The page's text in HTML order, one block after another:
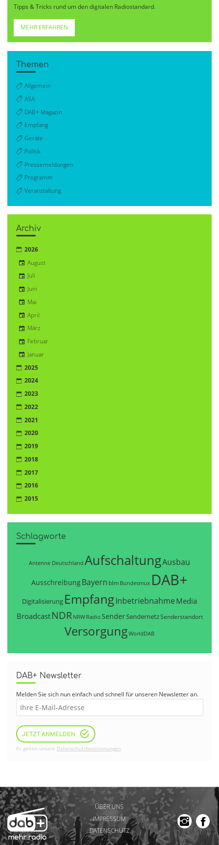
Tipps & Tricks rund um den digitalen Radiostandard.
MEHR ERFAHREN
Themen
Allgemein
ASA
DAB+ Magazin
Empfang
Geräte
Politik
Pressemeldungen
Programm
Veranstaltung
Archiv
2026
August
Juli
Juni
Mai
April
März
Februar
Januar
2025
2024
2023
2022
2021
2020
2019
2018
2017
2016
2015
Schlagworte
Antenne Deutschland AufschaltungAusbau
AusschreibungBayern blm Bundesmux DAB+
Digitalisierung EmpfangInbetriebnahme Media
Broadcast NDR NRW Radio SenderSendernetzSenderstandort
VersorgungWorldDAB
DAB+ Newsletter
Melden Sie sich nun einfach und schnell für unseren Newsletter an.
JETZT ANMELDEN
Es gelten unsere Datenschutzbestimmungen.
ÜBER UNS
IMPRESSUM
DATENSCHUTZ